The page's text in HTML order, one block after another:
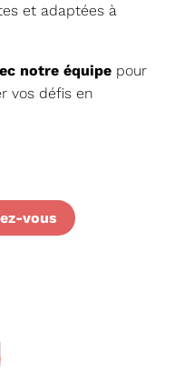
et adaptées à
notre équipe pour
vos défis en
vous